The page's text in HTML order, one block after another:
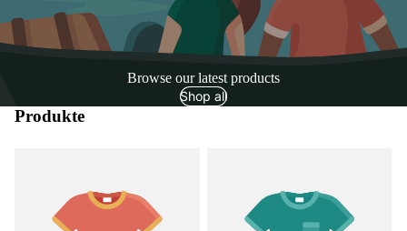
Browse our latest products
Shop all
Produkte